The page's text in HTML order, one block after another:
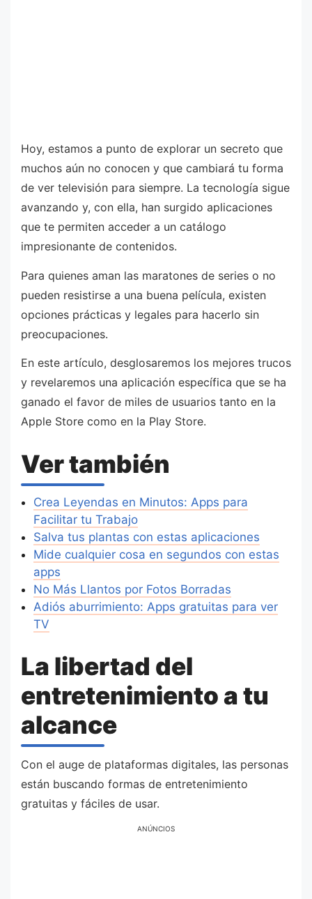
Hoy, estamos a punto de explorar un secreto que
muchos aún no conocen y que cambiará tu forma
de ver televisión para siempre. La tecnología sigue
avanzando y, con ella, han surgido aplicaciones
que te permiten acceder a un catálogo
impresionante de contenidos.
Para quienes aman las maratones de series o no
pueden resistirse a una buena película, existen
opciones prácticas y legales para hacerlo sin
preocupaciones.
En este artículo, desglosaremos los mejores trucos
y revelaremos una aplicación específica que se ha
ganado el favor de miles de usuarios tanto en la
Apple Store como en la Play Store.
Ver también
Crea Leyendas en Minutos: Apps para
Facilitar tu Trabajo
Salva tus plantas con estas aplicaciones
Mide cualquier cosa en segundos con estas
apps
No Más Llantos por Fotos Borradas
Adiós aburrimiento: Apps gratuitas para ver
TV
La libertad del
entretenimiento a tu
alcance
Con el auge de plataformas digitales, las personas
están buscando formas de entretenimiento
gratuitas y fáciles de usar.
ANÚNCIOS